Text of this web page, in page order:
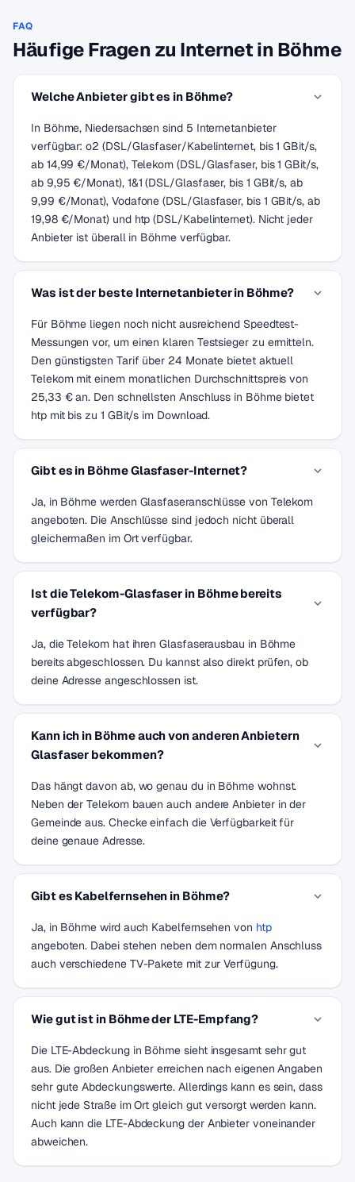
FAQ
Häufige Fragen zu Internet in Böhme
Welche Anbieter gibt es in Böhme?
In Böhme, Niedersachsen sind 5 Internetanbieter
verfügbar: o2 (DSL/Glasfaser/Kabelinternet, bis 1 GBit/s,
ab 14,99 €/Monat), Telekom (DSL/Glasfaser, bis 1 GBit/s,
ab 9,95 €/Monat), 1&1 (DSL/Glasfaser, bis 1 GBit/s, ab
9,99 €/Monat), Vodafone (DSL/Glasfaser, bis 1 GBit/s, ab
19,98 €/Monat) und htp (DSL/Kabelinternet). Nicht jeder
Anbieter ist überall in Böhme verfügbar.
Was ist der beste Internetanbieter in Böhme?
Für Böhme liegen noch nicht ausreichend Speedtest-
Messungen vor, um einen klaren Testsieger zu ermitteln.
Den günstigsten Tarif über 24 Monate bietet aktuell
Telekom mit einem monatlichen Durchschnittspreis von
25,33 € an. Den schnellsten Anschluss in Böhme bietet
htp mit bis zu 1 GBit/s im Download.
Gibt es in Böhme Glasfaser-Internet?
Ja, in Böhme werden Glasfaseranschlüsse von Telekom
angeboten. Die Anschlüsse sind jedoch nicht überall
gleichermaßen im Ort verfügbar.
Ist die Telekom-Glasfaser in Böhme bereits
verfügbar?
Ja, die Telekom hat ihren Glasfaserausbau in Böhme
bereits abgeschlossen. Du kannst also direkt prüfen, ob
deine Adresse angeschlossen ist.
Kann ich in Böhme auch von anderen Anbietern
Glasfaser bekommen?
Das hängt davon ab, wo genau du in Böhme wohnst.
Neben der Telekom bauen auch andere Anbieter in der
Gemeinde aus. Checke einfach die Verfügbarkeit für
deine genaue Adresse.
Gibt es Kabelfernsehen in Böhme?
Ja, in Böhme wird auch Kabelfernsehen von htp
angeboten. Dabei stehen neben dem normalen Anschluss
auch verschiedene TV-Pakete mit zur Verfügung.
Wie gut ist in Böhme der LTE-Empfang?
Die LTE-Abdeckung in Böhme sieht insgesamt sehr gut
aus. Die großen Anbieter erreichen nach eigenen Angaben
sehr gute Abdeckungswerte. Allerdings kann es sein, dass
nicht jede Straße im Ort gleich gut versorgt werden kann.
Auch kann die LTE-Abdeckung der Anbieter voneinander
abweichen.